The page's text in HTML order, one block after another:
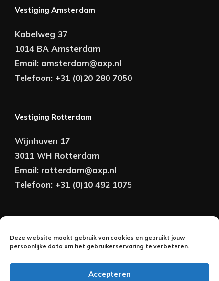
Deze website maakt gebruik van cookies en gebruikt jouw
persoonlijke data om het gebruikerservaring te verbeteren.
Accepteren
Vestiging Amsterdam
Kabelweg 37
1014 BA Amsterdam
Email: amsterdam@axp.nl
Telefoon: +31 (0)20 280 7050
Vestiging Rotterdam
Wijnhaven 17
3011 WH Rotterdam
Email: rotterdam@axp.nl
Telefoon: +31 (0)10 492 1075
Onderhoud: